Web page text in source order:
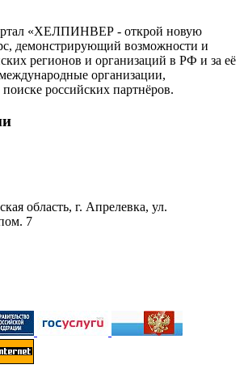
«ХЕЛПИНВЕР - открой новую
демонстрирующий возможности и
регионов и организаций в РФ и за её
организации,
российских партнёров.
область, г. Апрелевка, ул.
7